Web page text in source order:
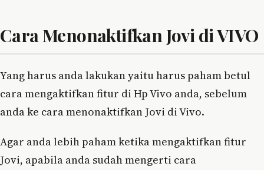
Cara Menonaktifkan Jovi di VIVO
Yang harus anda lakukan yaitu harus paham betul
cara mengaktifkan fitur di Hp Vivo anda, sebelum
anda ke cara menonaktifkan Jovi di Vivo.
Agar anda lebih paham ketika mengaktifkan fitur
Jovi, apabila anda sudah mengerti cara